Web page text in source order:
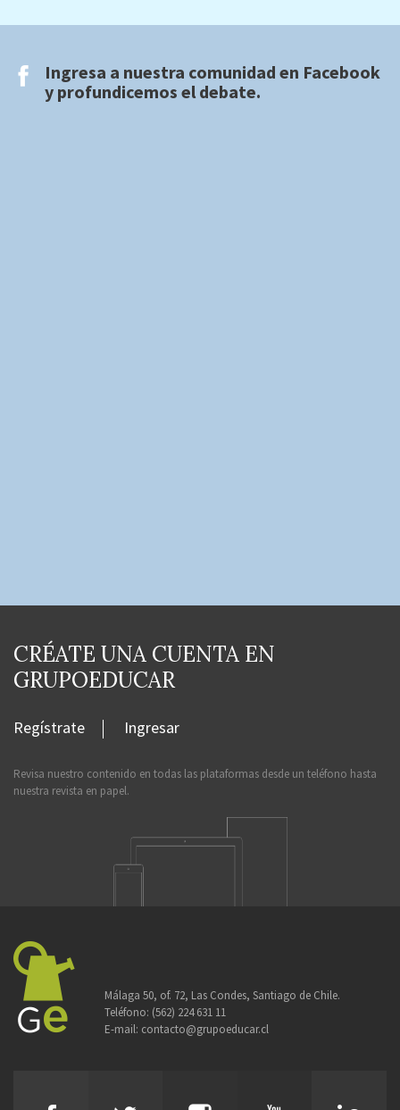
Ingresa a nuestra comunidad en Facebook
y profundicemos el debate.
CRÉATE UNA CUENTA EN
GRUPOEDUCAR
Regístrate Ingresar
Revisa nuestro contenido en todas las plataformas desde un teléfono hasta
nuestra revista en papel.
Málaga 50, of. 72, Las Condes, Santiago de Chile.
Teléfono: (562) 224 631 11
E-mail: contacto@grupoeducar.cl